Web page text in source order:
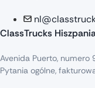
ClassTrucks
Avenida Puerto, numero
Pytania ogólne,